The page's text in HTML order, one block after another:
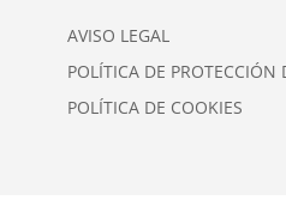
AVISO LEGAL
POLÍTICA DE PROTECCIÓN
POLÍTICA DE COOKIES